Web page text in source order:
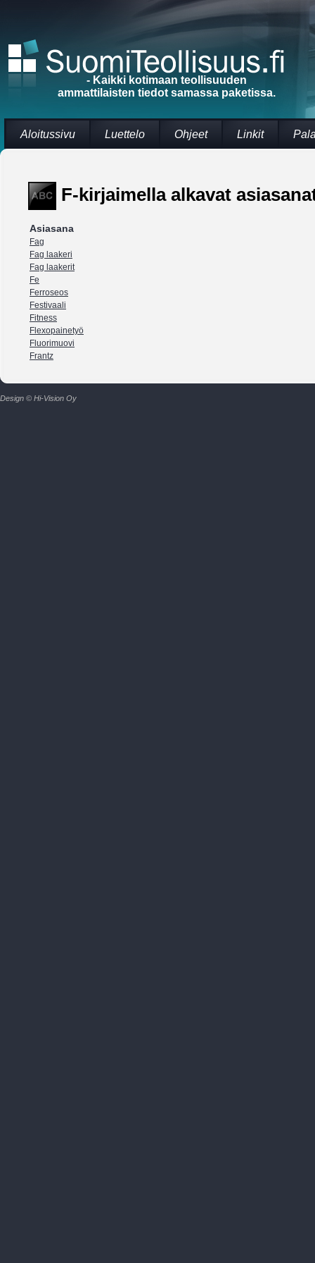
- Kaikki kotimaan teollisuuden
ammattilaisten tiedot samassa paketissa.
Aloitussivu Luettelo Ohjeet Linkit
F-kirjaimella alkavat
Asiasana
Fag
Fag laakeri
Fag laakerit
Fe
Ferroseos
Festivaali
Fitness
Flexopainetyö
Fluorimuovi
Frantz
Design © Hi-Vision Oy